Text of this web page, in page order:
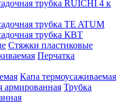
трубка RUICHI 4 к
трубка TE ATUM
трубка КВТ
Стяжки пластиковые
Перчатка
Капа термоусаживаемая
Трубка